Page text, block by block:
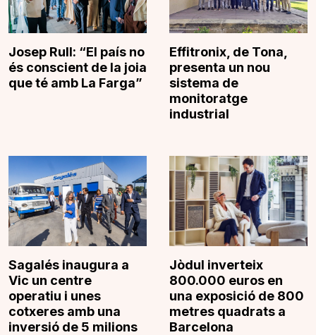
Josep Rull: “El país no
és conscient de la joia
que té amb La Farga”
Effitronix, de Tona,
presenta un nou
sistema de
monitoratge
industrial
Sagalés inaugura a
Vic un centre
operatiu i unes
cotxeres amb una
inversió de 5 milions
Jòdul inverteix
800.000 euros en
una exposició de 800
metres quadrats a
Barcelona